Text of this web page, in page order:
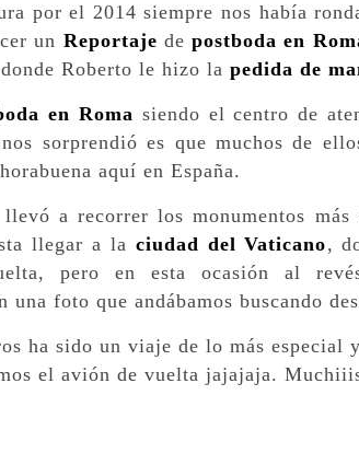
por el 2014 siempre nos había
un Reportaje depostboda en
Roberto le hizo la pedida de
en Roma siendo el centro de
sorprendió es que muchos de
aquí en España.
a recorrer los monumentos
llegar a la ciudad del Vaticano,
pero en esta ocasión al
una foto que andábamos buscando
ha sido un viaje de lo más especial
el avión de vuelta jajajaja.